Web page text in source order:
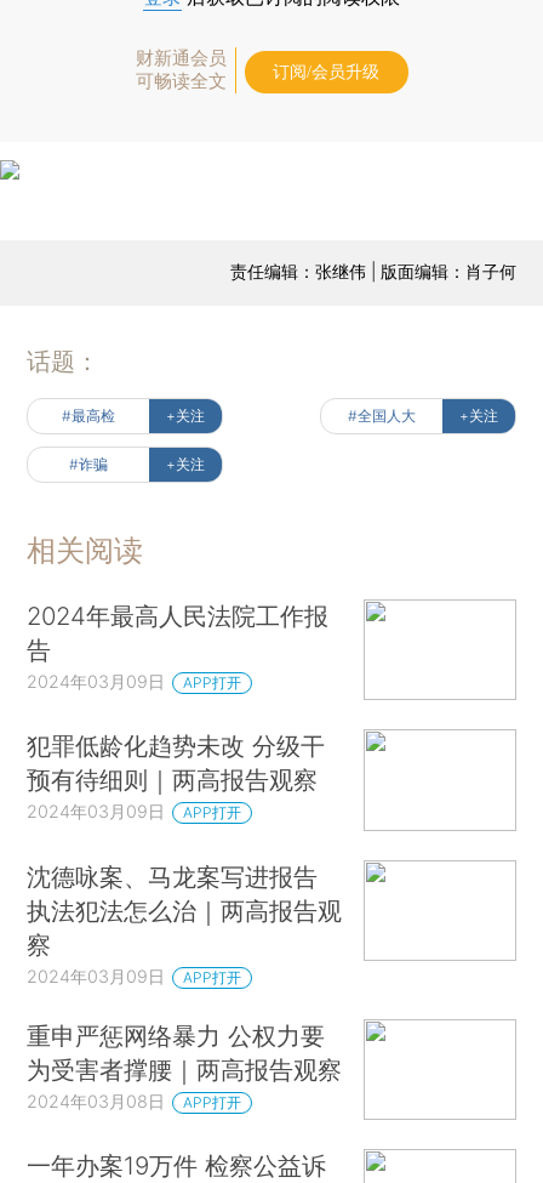
财新通会员
可畅读全文
订阅/会员升级
责任编辑：张继伟 | 版面编辑：肖子何
话题：
#最高检 +关注 #全国人大 +关注
#诈骗 +关注
相关阅读
2024年最高人民法院工作报
告
2024年03月09日 APP打开
犯罪低龄化趋势未改 分级干
预有待细则｜两高报告观察
2024年03月09日 APP打开
沈德咏案、马龙案写进报告
执法犯法怎么治｜两高报告观
察
2024年03月09日 APP打开
重申严惩网络暴力 公权力要
为受害者撑腰｜两高报告观察
2024年03月08日 APP打开
一年办案19万件 检察公益诉